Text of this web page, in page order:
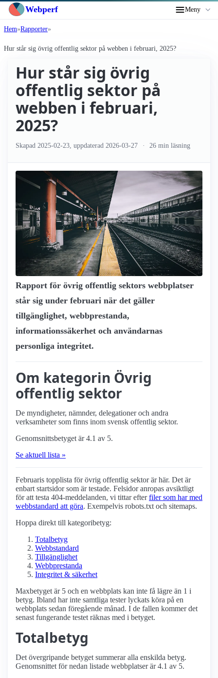
Webperf Meny
Hem Rapporter
Hur står sig övrig offentlig sektor på webben i februari, 2025?
Hur står sig övrig
offentlig sektor på
webben i februari,
2025?
Skapad 2025-02-23 , uppdaterad 2026-03-27 26 min läsning
Rapport för övrig offentlig sektors webbplatser
står sig under februari när det gäller
tillgänglighet, webbprestanda,
informationssäkerhet och användarnas
personliga integritet.
Om kategorin Övrig
offentlig sektor
De myndigheter, nämnder, delegationer och andra
verksamheter som finns inom svensk offentlig sektor.
Genomsnittsbetyget är 4.1 av 5.
Se aktuell lista »
Februaris topplista för övrig offentlig sektor är här. Det är
enbart startsidor som är testade. Felsidor anropas avsiktligt
för att testa 404-meddelanden, vi tittar efterfiler som har med
webbstandard att göra. Exempelvis robots.txt och sitemaps.
Hoppa direkt till kategoribetyg:
Totalbetyg
Webbstandard
Tillgänglighet
Webbprestanda
Integritet & säkerhet
Maxbetyget är 5 och en webbplats kan inte få lägre än 1 i
betyg. Ibland har inte samtliga tester lyckats köra på en
webbplats sedan föregående månad. I de fallen kommer det
senast fungerande testet räknas med i betyget.
Totalbetyg
Det övergripande betyget summerar alla enskilda betyg.
Genomsnittet för nedan listade webbplatser är 4.1 av 5.